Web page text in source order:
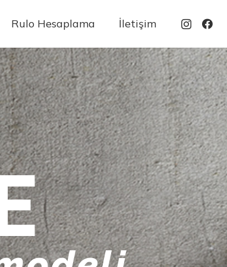
Rulo Hesaplama İletişim